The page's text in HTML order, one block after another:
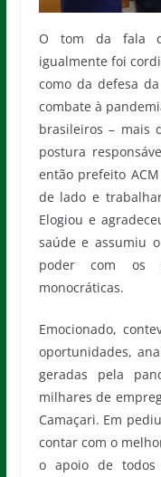
O tom da fala
igualmente foi
como da defesa
combate à
brasileiros – mais
postura
então prefeito
de lado e
Elogiou e
saúde e assumiu
poder com os
monocráticas.
Emocionado,
oportunidades,
geradas pela
milhares de
Camaçari. Em
contar com o
o apoio de todos